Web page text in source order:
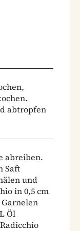
abtropfen
abreiben.
Saft
und
in 0,5 cm
Öl